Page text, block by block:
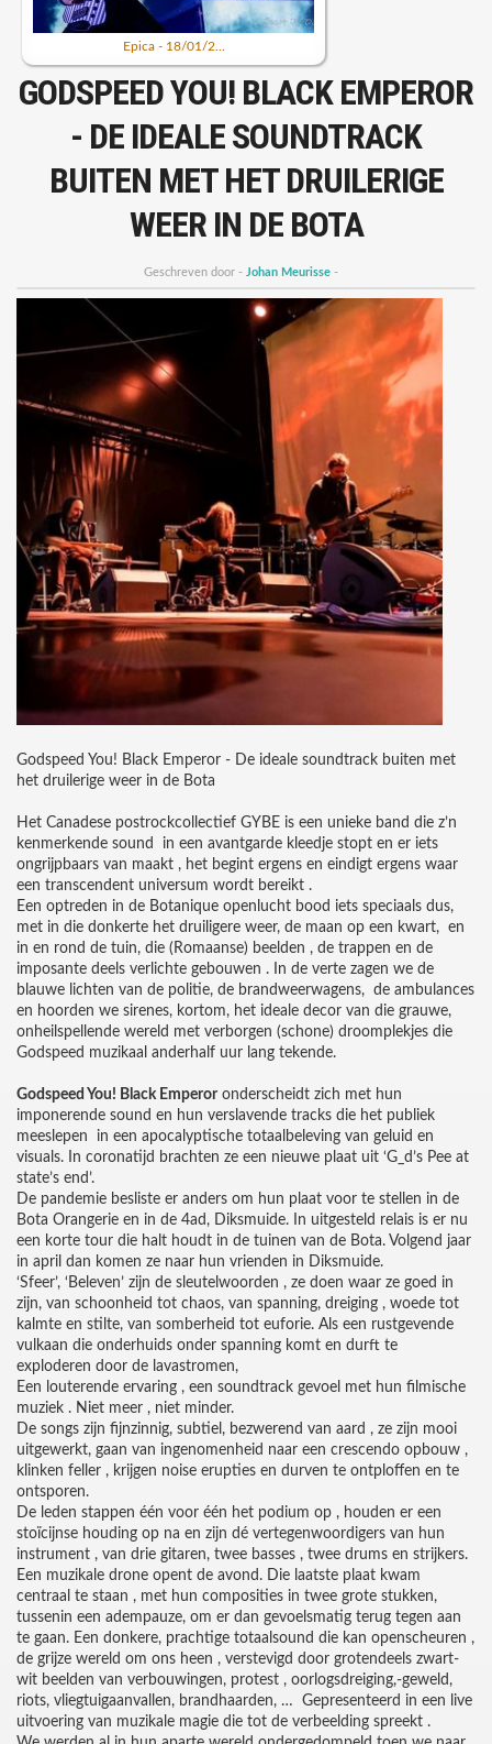
Epica - 18/01/2...
GODSPEED YOU! BLACK EMPEROR
- DE IDEALE SOUNDTRACK
BUITEN MET HET DRUILERIGE
WEER IN DE BOTA
Geschreven door - Johan Meurisse-
Godspeed You! Black Emperor - De ideale soundtrack buiten met
het druilerige weer in de Bota
Het Canadese postrockcollectief GYBE is een unieke band die z’n
kenmerkende sound in een avantgarde kleedje stopt en er iets
ongrijpbaars van maakt , het begint ergens en eindigt ergens waar
een transcendent universum wordt bereikt .
Een optreden in de Botanique openlucht bood iets speciaals dus,
met in die donkerte het druiligere weer, de maan op een kwart, en
in en rond de tuin, die (Romaanse) beelden , de trappen en de
imposante deels verlichte gebouwen . In de verte zagen we de
blauwe lichten van de politie, de brandweerwagens, de ambulances
en hoorden we sirenes, kortom, het ideale decor van die grauwe,
onheilspellende wereld met verborgen (schone) droomplekjes die
Godspeed muzikaal anderhalf uur lang tekende.
Godspeed You! Black Emperor onderscheidt zich met hun
imponerende sound en hun verslavende tracks die het publiek
meeslepen in een apocalyptische totaalbeleving van geluid en
visuals. In coronatijd brachten ze een nieuwe plaat uit ‘G_d’s Pee at
state’s end’.
De pandemie besliste er anders om hun plaat voor te stellen in de
Bota Orangerie en in de 4ad, Diksmuide. In uitgesteld relais is er nu
een korte tour die halt houdt in de tuinen van de Bota. Volgend jaar
in april dan komen ze naar hun vrienden in Diksmuide.
‘Sfeer’, ‘Beleven’ zijn de sleutelwoorden , ze doen waar ze goed in
zijn, van schoonheid tot chaos, van spanning, dreiging , woede tot
kalmte en stilte, van somberheid tot euforie. Als een rustgevende
vulkaan die onderhuids onder spanning komt en durft te
exploderen door de lavastromen,
Een louterende ervaring , een soundtrack gevoel met hun filmische
muziek . Niet meer , niet minder.
De songs zijn fijnzinnig, subtiel, bezwerend van aard , ze zijn mooi
uitgewerkt, gaan van ingenomenheid naar een crescendo opbouw ,
klinken feller , krijgen noise erupties en durven te ontploffen en te
ontsporen.
De leden stappen één voor één het podium op , houden er een
stoïcijnse houding op na en zijn dé vertegenwoordigers van hun
instrument , van drie gitaren, twee basses , twee drums en strijkers.
Een muzikale drone opent de avond. Die laatste plaat kwam
centraal te staan , met hun composities in twee grote stukken,
tussenin een adempauze, om er dan gevoelsmatig terug tegen aan
te gaan. Een donkere, prachtige totaalsound die kan openscheuren ,
de grijze wereld om ons heen , verstevigd door grotendeels zwart-
wit beelden van verbouwingen, protest , oorlogsdreiging,-geweld,
riots, vliegtuigaanvallen, brandhaarden, … Gepresenteerd in een live
uitvoering van muzikale magie die tot de verbeelding spreekt .